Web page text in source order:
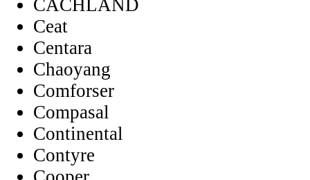
CACHLAND
Ceat
Centara
Chaoyang
Comforser
Compasal
Continental
Contyre